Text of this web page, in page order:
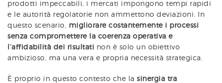
prodotti impeccabili, i mercati impongono tempi rapidi
e le autorità regolatorie non ammettono deviazioni. In
questo scenario, migliorare costantemente i processi
senza compromettere la coerenza operativa e
l’affidabilità dei risultati non è solo un obiettivo
ambizioso, ma una vera e propria necessità strategica.
È proprio in questo contesto che la sinergia tra